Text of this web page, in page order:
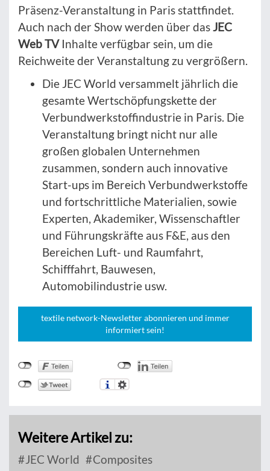
Präsenz-Veranstaltung in Paris stattfindet.
Auch nach der Show werden über dasJEC
Web TVInhalte verfügbar sein, um die
Reichweite der Veranstaltung zu vergrößern.
Die JEC World versammelt jährlich die
gesamte Wertschöpfungskette der
Verbundwerkstoffindustrie in Paris. Die
Veranstaltung bringt nicht nur alle
großen globalen Unternehmen
zusammen, sondern auch innovative
Start-ups im Bereich Verbundwerkstoffe
und fortschrittliche Materialien, sowie
Experten, Akademiker, Wissenschaftler
und Führungskräfte aus F&E, aus den
Bereichen Luft- und Raumfahrt,
Schifffahrt, Bauwesen,
Automobilindustrie usw.
textile network-Newsletter abonnieren und immer
informiert sein!
Weitere Artikel zu:
JEC World Composites